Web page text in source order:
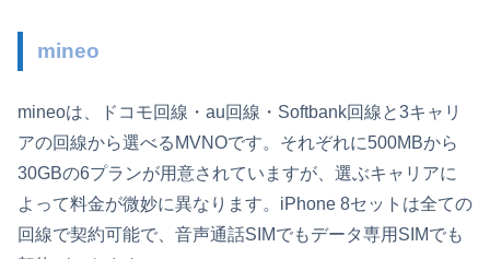
mineo
mineoは、ドコモ回線・au回線・Softbank回線と3キャリ
アの回線から選べるMVNOです。それぞれに500MBから
30GBの6プランが用意されていますが、選ぶキャリアに
よって料金が微妙に異なります。iPhone 8セットは全ての
回線で契約可能で、音声通話SIMでもデータ専用SIMでも